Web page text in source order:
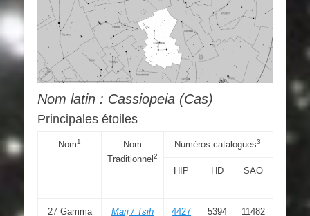
Nom latin : Cassiopeia (Cas)
Principales étoiles
Nom1
Nom
Traditionnel 2
Numéros catalogues3
HIP HD SAO
27 Gamma
Marj / Tsih 4427 5394 11482